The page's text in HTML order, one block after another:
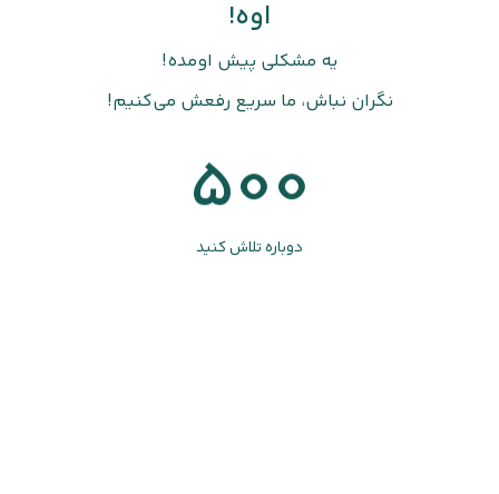
اوه!
یه مشکلی پیش اومده!
نگران نباش، ما سریع رفعش می‌کنیم!
500
دوباره تلاش کنید